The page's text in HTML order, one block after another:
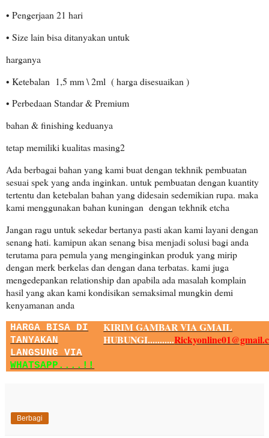
• Pengerjaan 21 hari
• Size lain bisa ditanyakan untuk
harganya
• Ketebalan 1,5 mm \ 2ml ( harga disesuaikan )
• Perbedaan Standar & Premium
bahan & finishing keduanya
tetap memiliki kualitas masing2
Ada berbagai bahan yang kami buat dengan tekhnik pembuatan
sesuai spek yang anda inginkan. untuk pembuatan dengan kuantity
tertentu dan ketebalan bahan yang didesain sedemikian rupa. maka
kami menggunakan bahan kuningan dengan tekhnik etcha
Jangan ragu untuk sekedar bertanya pasti akan kami layani dengan
senang hati. kamipun akan senang bisa menjadi solusi bagi anda
terutama para pemula yang menginginkan produk yang mirip
dengan merk berkelas dan dengan dana terbatas. kami juga
mengedepankan relationship dan apabila ada masalah komplain
hasil yang akan kami kondisikan semaksimal mungkin demi
kenyamanan anda
HARGA BISA DI
TANYAKAN
LANGSUNG VIA
WHATSAPP....!!
KIRIM GAMBAR VIA GMAIL
HUBUNGI...........
Berbagi